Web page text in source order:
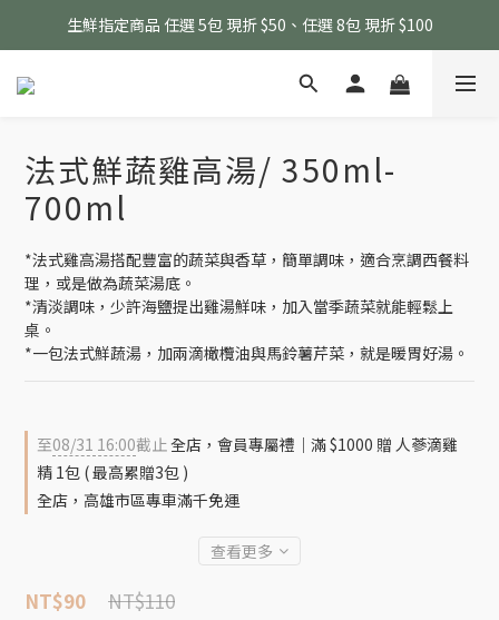
生鮮指定商品 任選 5包 現折 $50、任選 8包 現折 $100
會員感謝月 消費滿千即贈人蔘滴雞精 (最高累贈3包)
滴雞精指定商品消費滿 $3500 即贈 黑金豬肉鬆100g (無累贈)
法式鮮蔬雞高湯/ 350ml-
700ml
*法式雞高湯搭配豐富的蔬菜與香草，簡單調味，適合烹調西餐料
理，或是做為蔬菜湯底。
*清淡調味，少許海鹽提出雞湯鮮味，加入當季蔬菜就能輕鬆上
桌。
*一包法式鮮蔬湯，加兩滴橄欖油與馬鈴薯芹菜，就是暖胃好湯。
至08/31 16:00截止全店，會員專屬禮｜滿 $1000 贈 人蔘滴雞
精 1包 ( 最高累贈3包 )
全店，高雄市區專車滿千免運
查看更多
NT$110
NT$90